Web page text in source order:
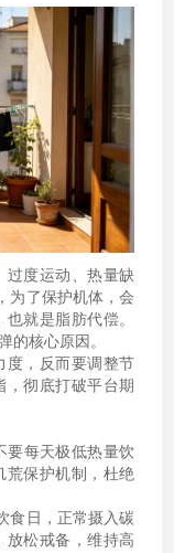
过度运动、热量缺
为了保护机体，会
就是脂肪代偿。
核心原因。
度，反而要调整节
彻底打破平台期
要每天极低热量饮
保护机制，杜绝
食日，正常摄入碳
放松戒备，维持高